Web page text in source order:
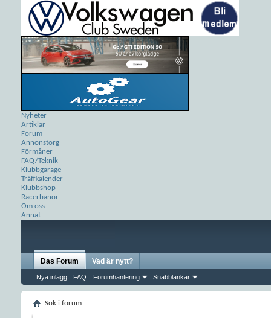
Nyheter
Artiklar
Forum
Annonstorg
Förmåner
FAQ/Teknik
Klubbgarage
Träffkalender
Klubbshop
Racerbanor
Om oss
Annat
Das Forum
Nya inlägg FAQ Forumhantering Snabblänkar
Vad är nytt?
Sök i forum